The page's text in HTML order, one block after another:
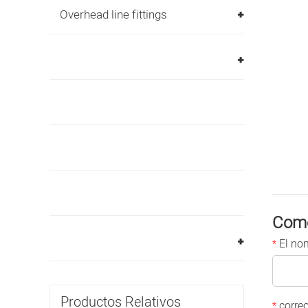
Overhead line fittings
Productos Relativos
* El